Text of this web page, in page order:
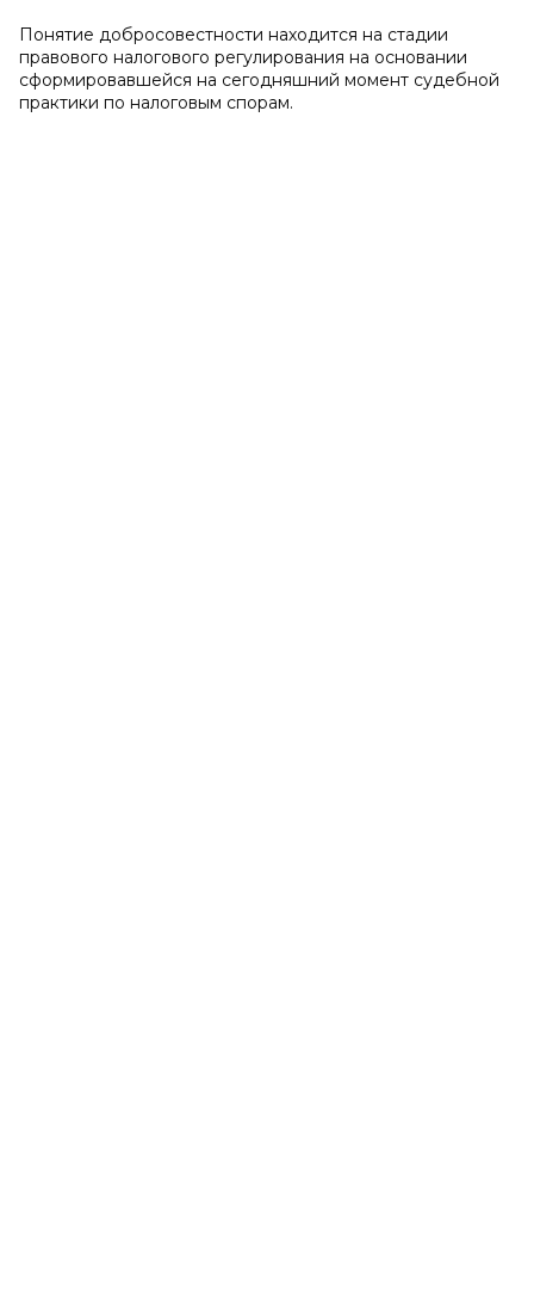
Понятие добросовестности находится на стадии
правового налогового регулирования на основании
сформировавшейся на сегодняшний момент судебной
практики по налоговым спорам.